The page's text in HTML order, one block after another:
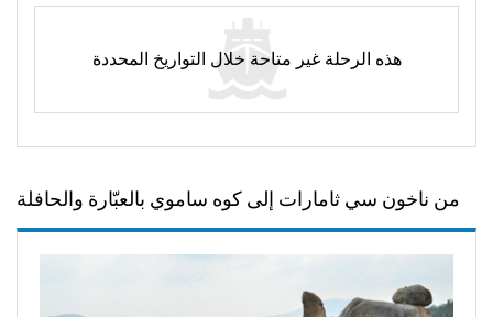
هذه الرحلة غير متاحة خلال التواريخ المحددة
من ناخون سي ثامارات إلى كوه ساموي بالعبّارة والحافلة